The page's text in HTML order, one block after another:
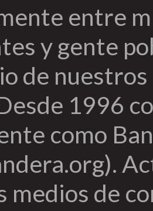
entre
y gente
de
1996
como
medios de